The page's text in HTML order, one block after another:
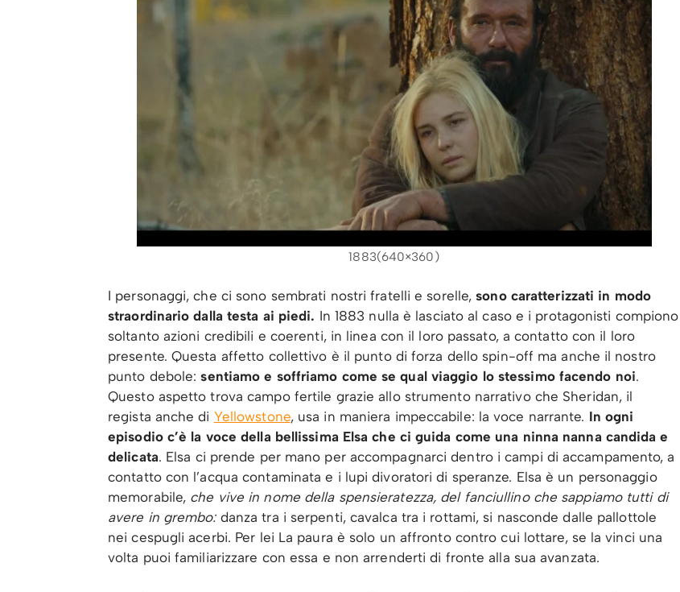
1883(640×360)
I personaggi, che ci sono sembrati nostri fratelli e sorelle,sono caratterizzati in modo
straordinario dalla testa ai piedi. In 1883 nulla è lasciato al caso e i protagonisti compiono
soltanto azioni credibili e coerenti, in linea con il loro passato, a contatto con il loro
presente. Questa affetto collettivo è il punto di forza dello spin-off ma anche il nostro
punto debole:sentiamo e soffriamo come se qual viaggio lo stessimo facendo noi.
Questo aspetto trova campo fertile grazie allo strumento narrativo che Sheridan, il
regista anche di Yellowstone, usa in maniera impeccabile: la voce narrante. In ogni
episodio c’è la voce della bellissima Elsa che ci guida come una ninna nanna candida e
delicata. Elsa ci prende per mano per accompagnarci dentro i campi di accampamento, a
contatto con l’acqua contaminata e i lupi divoratori di speranze. Elsa è un personaggio
memorabile, che vive in nome della spensieratezza, del fanciullino che sappiamo tutti di
avere in grembo:danza tra i serpenti, cavalca tra i rottami, si nasconde dalle pallottole
nei cespugli acerbi. Per lei La paura è solo un affronto contro cui lottare, se la vinci una
volta puoi familiarizzare con essa e non arrenderti di fronte alla sua avanzata.